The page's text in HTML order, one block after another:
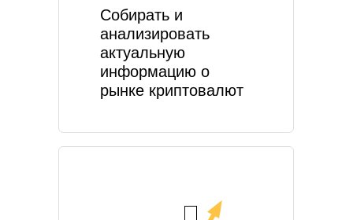
Собирать и
анализировать
актуальную
информацию о
рынке криптовалют